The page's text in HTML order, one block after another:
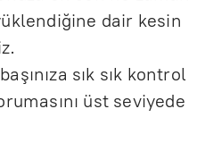
dair kesin
sık sık kontrol
üst seviyede